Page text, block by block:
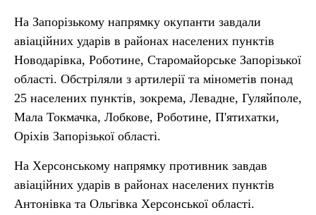
На Запорізькому напрямку окупанти завдали
авіаційних ударів в районах населених пунктів
Новодарівка, Роботине, Старомайорське Запорізької
області. Обстріляли з артилерії та мінометів понад
25 населених пунктів, зокрема, Левадне, Гуляйполе,
Мала Токмачка, Лобкове, Роботине, П'ятихатки,
Оріхів Запорізької області.
На Херсонському напрямку противник завдав
авіаційних ударів в районах населених пунктів
Антонівка та Ольгівка Херсонської області.